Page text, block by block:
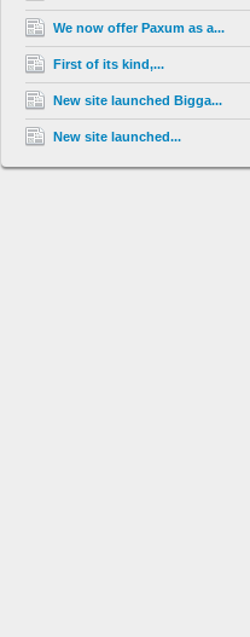
We now offer Paxum as a...
First of its kind,...
New site launched Bigga...
New site launched...